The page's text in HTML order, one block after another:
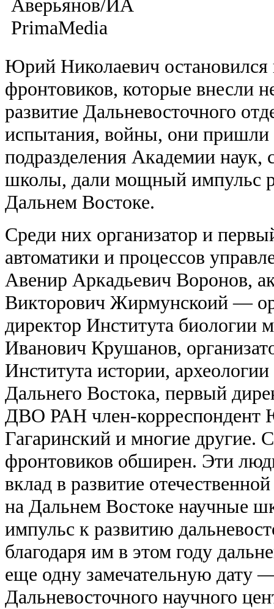
Юрий Николаевич остановился
фронтовиков, которые внесли
развитие Дальневосточного
испытания, войны, они пришли
подразделения Академии наук,
школы, дали мощный импульс
Дальнем Востоке.
Среди них организатор и
автоматики и процессов
Авенир Аркадьевич Воронов,
Викторович Жирмунскоий —
директор Института биологии
Иванович Крушанов,
Института истории,
Дальнего Востока, первый
ДВО РАН член-корреспондент
Гагаринский и многие другие.
фронтовиков обширен. Эти
вклад в развитие
на Дальнем Востоке научные
импульс к развитию
благодаря им в этом году
еще одну замечательную дату
Дальневосточного научного